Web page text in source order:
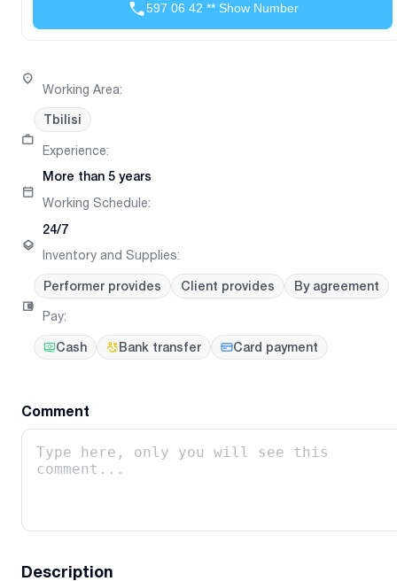
597 06 42 ** Show Number
Working Area:
Tbilisi
Experience:
More than 5 years
Working Schedule:
24/7
Inventory and Supplies:
Performer provides Client provides By agreement
Pay:
Cash Bank transfer Card payment
Comment
Description